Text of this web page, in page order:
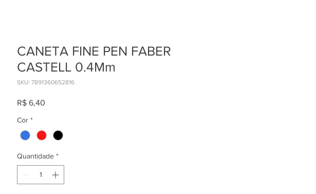
CANETA FINE PEN FABER
CASTELL 0.4Mm
SKU: 7891360652816
R$ 6,40
Cor *
Quantidade *